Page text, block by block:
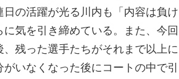
の活躍が光る川内も「内容は負け
気を引き締めている。また、今回
残った選手たちがそれまで以上に
いなくなった後にコートの中で引